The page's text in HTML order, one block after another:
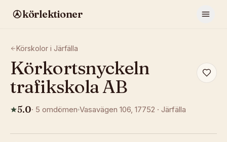
körlektioner
Körskolor i Järfälla
Körkortsnyckeln
trafikskola AB
5.0· 5 omdömen Vasavägen 106, 17752 · Järfälla